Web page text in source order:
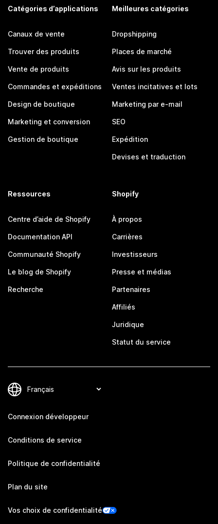
Catégories d’applications
Canaux de vente
Trouver des produits
Vente de produits
Commandes et expéditions
Design de boutique
Marketing et conversion
Gestion de boutique
Meilleures catégories
Dropshipping
Places de marché
Avis sur les produits
Ventes incitatives et lots
Marketing par e-mail
SEO
Expédition
Devises et traduction
Ressources
Centre d’aide de Shopify
Documentation API
Communauté Shopify
Le blog de Shopify
Recherche
Shopify
À propos
Carrières
Investisseurs
Presse et médias
Partenaires
Affiliés
Juridique
Statut du service
Connexion développeur
Conditions de service
Politique de confidentialité
Plan du site
Vos choix de confidentialité